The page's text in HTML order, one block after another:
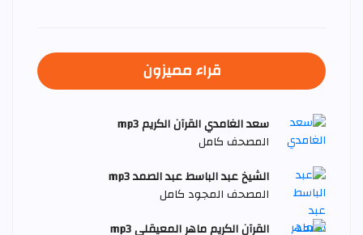
قراء مميزون
سعد الغامدي القرآن الكريم mp3
المصحف كامل
الشيخ عبد الباسط عبد الصمد mp3
المصحف المجود كامل
القرآن الكريم ماهر المعيقلي mp3